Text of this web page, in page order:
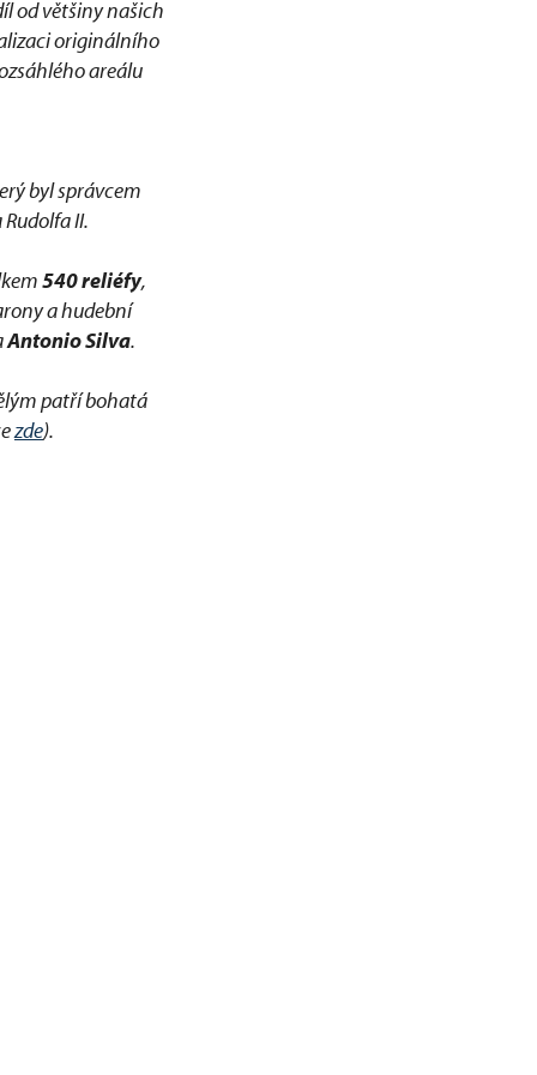
od většiny našich
originálního
areálu
byl správcem
II.
540 reliéfy,
a hudební
Antonio Silva.
patří bohatá
zde).